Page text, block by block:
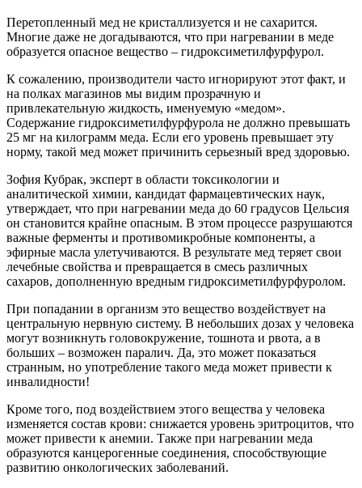
Перетопленный мед не кристаллизуется и не сахарится.
Многие даже не догадываются, что при нагревании в меде
образуется опасное вещество – гидроксиметилфурфурол.
К сожалению, производители часто игнорируют этот факт, и
на полках магазинов мы видим прозрачную и
привлекательную жидкость, именуемую «медом».
Содержание гидроксиметилфурфурола не должно превышать
25 мг на килограмм меда. Если его уровень превышает эту
норму, такой мед может причинить серьезный вред здоровью.
Зофия Кубрак, эксперт в области токсикологии и
аналитической химии, кандидат фармацевтических наук,
утверждает, что при нагревании меда до 60 градусов Цельсия
он становится крайне опасным. В этом процессе разрушаются
важные ферменты и противомикробные компоненты, а
эфирные масла улетучиваются. В результате мед теряет свои
лечебные свойства и превращается в смесь различных
сахаров, дополненную вредным гидроксиметилфурфуролом.
При попадании в организм это вещество воздействует на
центральную нервную систему. В небольших дозах у человека
могут возникнуть головокружение, тошнота и рвота, а в
больших – возможен паралич. Да, это может показаться
странным, но употребление такого меда может привести к
инвалидности!
Кроме того, под воздействием этого вещества у человека
изменяется состав крови: снижается уровень эритроцитов, что
может привести к анемии. Также при нагревании меда
образуются канцерогенные соединения, способствующие
развитию онкологических заболеваний.